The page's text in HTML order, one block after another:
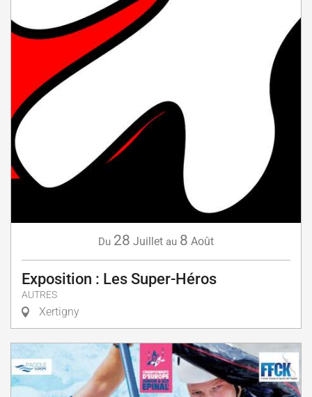
Du 28 Juillet au 8 Août
Exposition : Les Super-Héros
AUTRES
Xertigny